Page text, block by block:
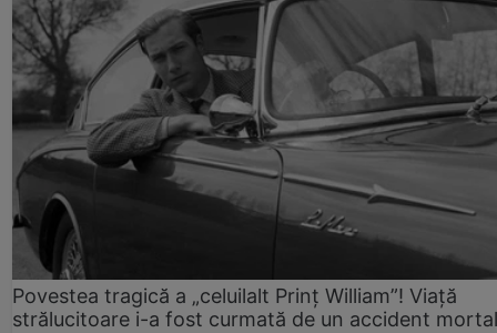
Povestea tragică a „celuilalt Prinț William”! Viață
strălucitoare i-a fost curmată de un accident mortal